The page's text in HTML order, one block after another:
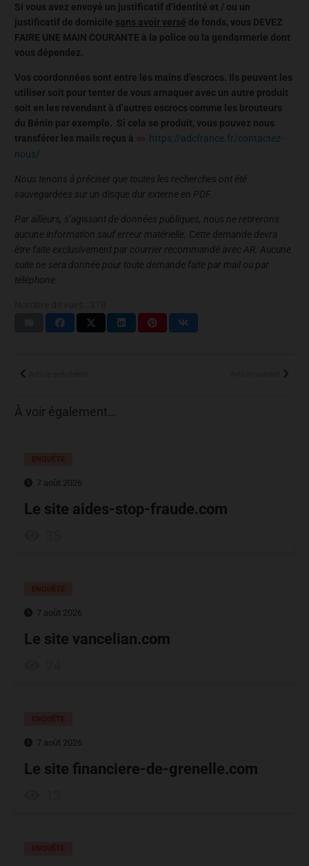
Si vous avez envoyé un justificatif d’identité et / ou un
justificatif de domicile sans avoir versé de fonds, vous DEVEZ
FAIRE UNE MAIN COURANTE à la police ou la gendarmerie dont
vous dépendez.
Vos coordonnées sont entre les mains d’escrocs. Ils peuvent les
utiliser soit pour tenter de vous arnaquer avec un autre produit
soit en les revendant à d’autres escrocs comme les brouteurs
du Bénin par exemple. Si cela se produit, vous pouvez nous
transférer les mails reçus à
https://adcfrance.fr/contactez-
nous/
Nous tenons à préciser que toutes les recherches ont été
sauvegardées sur un disque dur externe en PDF.
Par ailleurs, s’agissant de données publiques, nous ne retirerons
aucune information sauf erreur matérielle. Cette demande devra
être faite exclusivement par courrier recommandé avec AR. Aucune
suite ne sera donnée pour toute demande faite par mail ou par
téléphone.
À voir également…
7 août 2026
Le site aides-stop-fraude.com
7 août 2026
Le site vancelian.com
7 août 2026
Le site financiere-de-grenelle.com